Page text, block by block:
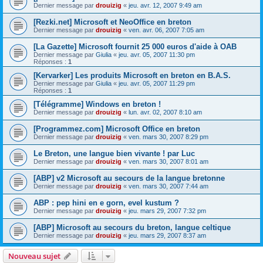
Dernier message par drouizig « jeu. avr. 12, 2007 9:49 am
[Rezki.net] Microsoft et NeoOffice en breton
Dernier message par drouizig « ven. avr. 06, 2007 7:05 am
[La Gazette] Microsoft fournit 25 000 euros d'aide à OAB
Dernier message par Giulia « jeu. avr. 05, 2007 11:30 pm
Réponses : 1
[Kervarker] Les produits Microsoft en breton en B.A.S.
Dernier message par Giulia « jeu. avr. 05, 2007 11:29 pm
Réponses : 1
[Télégramme] Windows en breton !
Dernier message par drouizig « lun. avr. 02, 2007 8:10 am
[Programmez.com] Microsoft Office en breton
Dernier message par drouizig « ven. mars 30, 2007 8:29 pm
Le Breton, une langue bien vivante ! par Luc
Dernier message par drouizig « ven. mars 30, 2007 8:01 am
[ABP] v2 Microsoft au secours de la langue bretonne
Dernier message par drouizig « ven. mars 30, 2007 7:44 am
ABP : pep hini en e gorn, evel kustum ?
Dernier message par drouizig « jeu. mars 29, 2007 7:32 pm
[ABP] Microsoft au secours du breton, langue celtique
Dernier message par drouizig « jeu. mars 29, 2007 8:37 am
Nouveau sujet